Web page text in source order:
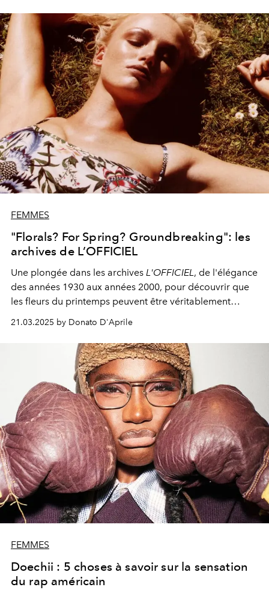
FEMMES
"Florals? For Spring? Groundbreaking": les
archives de L’OFFICIEL
Une plongée dans les archives L'OFFICIEL, de l'élégance
des années 1930 aux années 2000, pour découvrir que
les fleurs du printemps peuvent être véritablement
avant-gardistes.
21.03.2025 by Donato D'Aprile
FEMMES
Doechii : 5 choses à savoir sur la sensation
du rap américain